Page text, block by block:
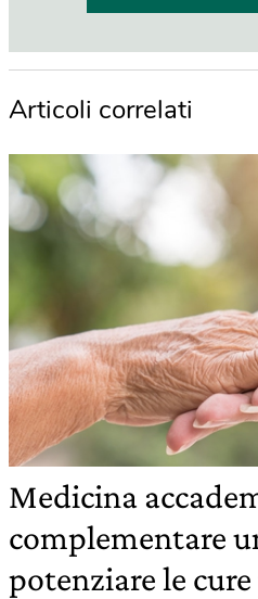
Articoli correlati
Medicina
complementare
potenziare le